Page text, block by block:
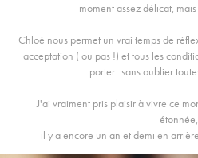
moment assez délicat,
Chloé nous permet un vrai temps de
acceptation ( ou pas !) et tous les
porter.. sans oublier
J'ai vraiment pris plaisir à vivre ce
étonnée,
il y a encore un an et demi en